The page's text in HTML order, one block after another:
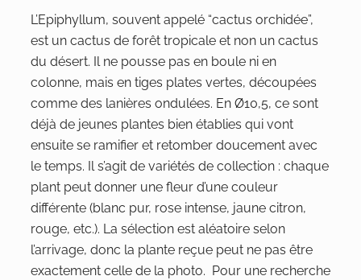
L’Epiphyllum, souvent appelé “cactus orchidée”,
est un cactus de forêt tropicale et non un cactus
du désert. Il ne pousse pas en boule ni en
colonne, mais en tiges plates vertes, découpées
comme des lanières ondulées. En Ø10,5, ce sont
déjà de jeunes plantes bien établies qui vont
ensuite se ramifier et retomber doucement avec
le temps. Il s’agit de variétés de collection : chaque
plant peut donner une fleur d’une couleur
différente (blanc pur, rose intense, jaune citron,
rouge, etc.). La sélection est aléatoire selon
l’arrivage, donc la plante reçue peut ne pas être
exactement celle de la photo. Pour une recherche